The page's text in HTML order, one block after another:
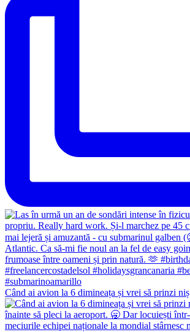
Când ai avion la 6 dimineața și vrei să prinzi niș